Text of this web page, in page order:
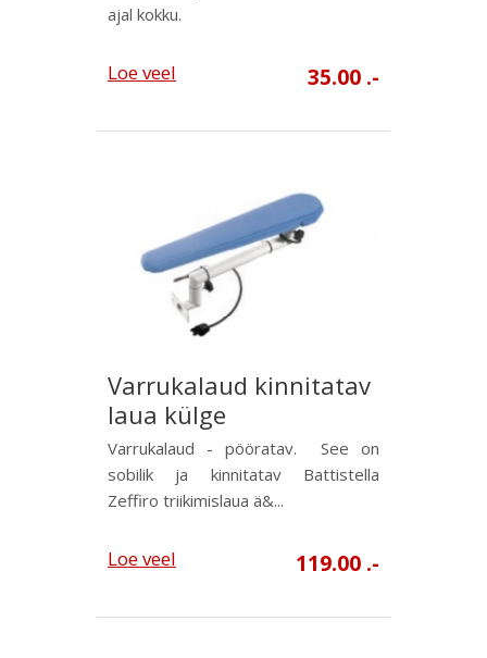
ajal kokku.
Loe veel 35.00 .-
Varrukalaud kinnitatav
laua külge
Varrukalaud - pööratav. See on
sobilik ja kinnitatav Battistella
Zeffiro triikimislaua ä&...
Loe veel 119.00 .-